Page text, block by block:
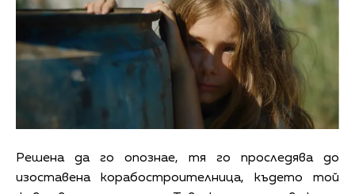
Решена да го опознае, тя го проследява до
изоставена корабостроителница, където той